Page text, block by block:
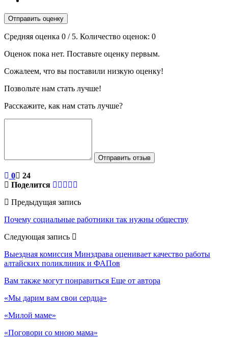
Отправить оценку
Средняя оценка 0 / 5. Количество оценок: 0
Оценок пока нет. Поставьте оценку первым.
Сожалеем, что вы поставили низкую оценку!
Позвольте нам стать лучше!
Расскажите, как нам стать лучше?
Отправить отзыв
0
24
Поделится
Предыдущая запись
Почему социальные работники так нужны обществу
Следующая запись
Выездная комиссия Минздрава оценивает качество работы
алтайских поликлиник и ФАПов
Вам также могут понравиться Еще от автора
«Мы дарим вам свои сердца»
«Милой маме»
«Поговори со мною мама»